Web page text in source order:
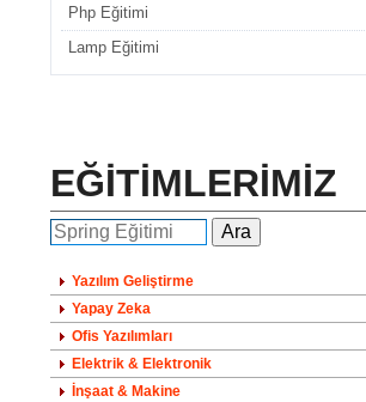
Php Eğitimi
Lamp Eğitimi
EĞİTİMLERİMİZ
Yazılım Geliştirme
Yapay Zeka
Ofis Yazılımları
Elektrik & Elektronik
İnşaat & Makine